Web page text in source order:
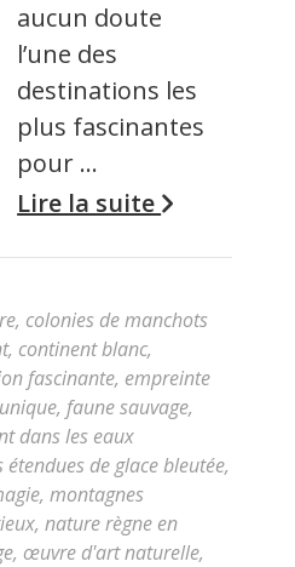
aucun doute
l’une des
destinations les
plus fascinantes
pour …
Lire la suite
, colonies de manchots
, continent blanc,
fascinante, empreinte
, faune sauvage,
dans les eaux
étendues de glace bleutée,
, montagnes
, nature règne en
, œuvre d'art naturelle,